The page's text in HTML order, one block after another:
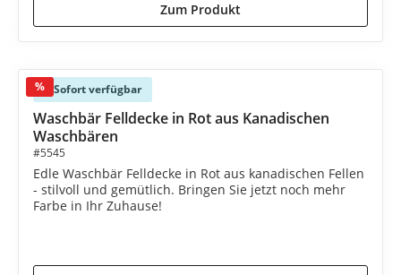
Zum Produkt
% Sofort verfügbar
Waschbär Felldecke in Rot aus Kanadischen
Waschbären
#5545
Edle Waschbär Felldecke in Rot aus kanadischen Fellen
- stilvoll und gemütlich. Bringen Sie jetzt noch mehr
Farbe in Ihr Zuhause!